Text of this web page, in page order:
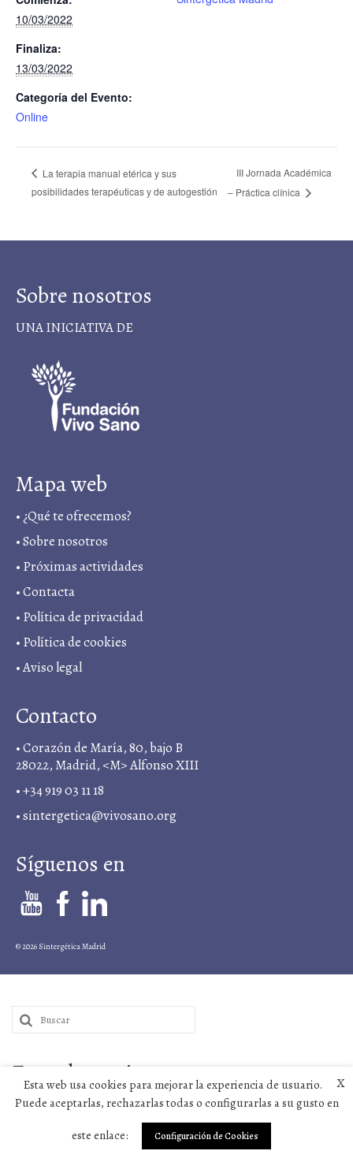
10/03/2022
Finaliza:
13/03/2022
Categoría del Evento:
Online
La terapia manual etérica y sus
posibilidades terapéuticas y de autogestión
III Jornada Académica
– Práctica clínica
Sobre nosotros
UNA INICIATIVA DE
Mapa web
•¿Qué te ofrecemos?
•Sobre nosotros
• Próximas actividades
•Contacta
• Política de privacidad
• Política de cookies
•Aviso legal
Contacto
• Corazón de María, 80, bajo B
28022, Madrid, <M> Alfonso XIII
• +34 919 03 11 18
•sintergetica@vivosano.org
Síguenos en
© 2026 Sintergética Madrid
X
Esta web usa cookies para mejorar la experiencia de usuario.
Puede aceptarlas, rechazarlas todas o configurarlas a su gusto en
este enlace: Configuración de Cookies
Buscar
por:
Entradas recientes
¿La Navidad de una nueva humanidad?
Felices fiestas